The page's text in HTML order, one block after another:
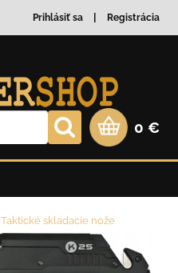
Prihlásiť sa Registrácia
0 €
Taktické skladacie nože